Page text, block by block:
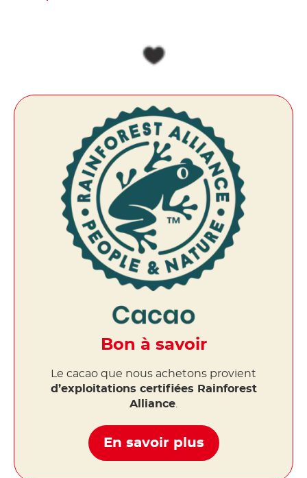
Bon à savoir
Le cacao que nous achetons provient
d’exploitations certifiées Rainforest
Alliance
En savoir plus